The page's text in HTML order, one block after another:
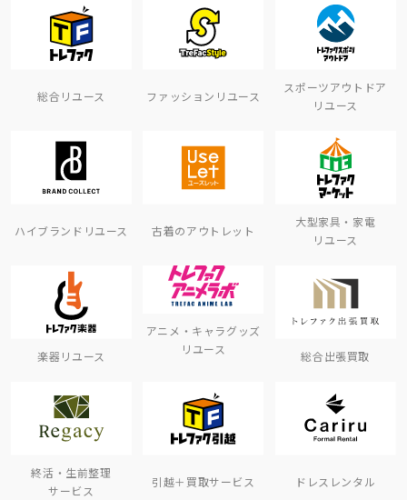
総合リユース ファッションリユース
スポーツアウトドア
リユース
ハイブランドリユース 古着のアウトレット
大型家具・家電
リユース
楽器リユース
アニメ・キャラグッズ
リユース
総合出張買取
終活・生前整理
サービス
引越＋買取サービス ドレスレンタル